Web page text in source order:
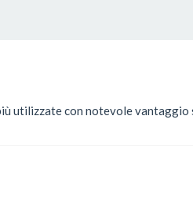
utilizzate con notevole vantaggio